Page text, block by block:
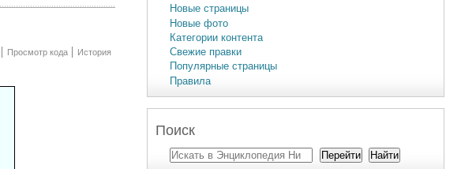
Просмотр кода История
Новые страницы
Новые фото
Категории контента
Свежие правки
Популярные страницы
Правила
Поиск